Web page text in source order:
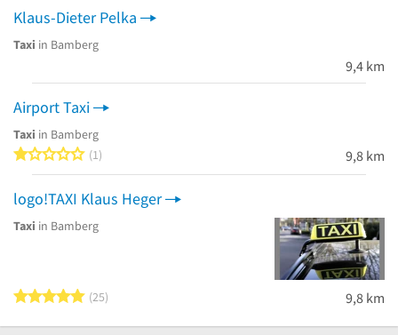
Klaus-Dieter Pelka
Taxi in Bamberg
9,4 km
Airport Taxi
Taxi in Bamberg
1 von 5 Sternen
1 9,8 km
logo!TAXI Klaus Heger
Taxi in Bamberg
5 von 5 Sternen
25 9,8 km